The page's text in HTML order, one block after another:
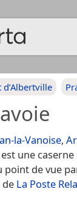
la-Vanoise,
une
de vue
La Poste